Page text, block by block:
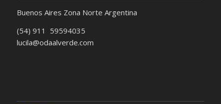
Buenos Aires Zona Norte Argentina
(54) 911 59594035
lucila@odaalverde.com